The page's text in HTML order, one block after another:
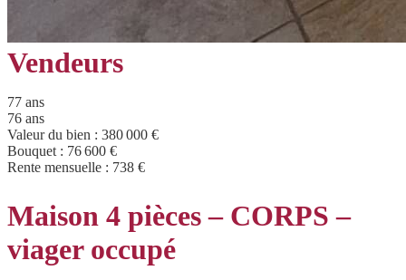
Vendeurs
77 ans
76 ans
Valeur du bien : 380 000 €
Bouquet : 76 600 €
Rente mensuelle : 738 €
Maison 4 pièces – CORPS –
viager occupé